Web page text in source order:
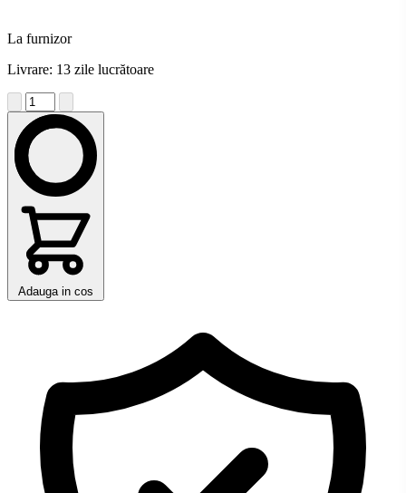
La furnizor
Livrare: 13 zile lucrătoare
Adauga in cos